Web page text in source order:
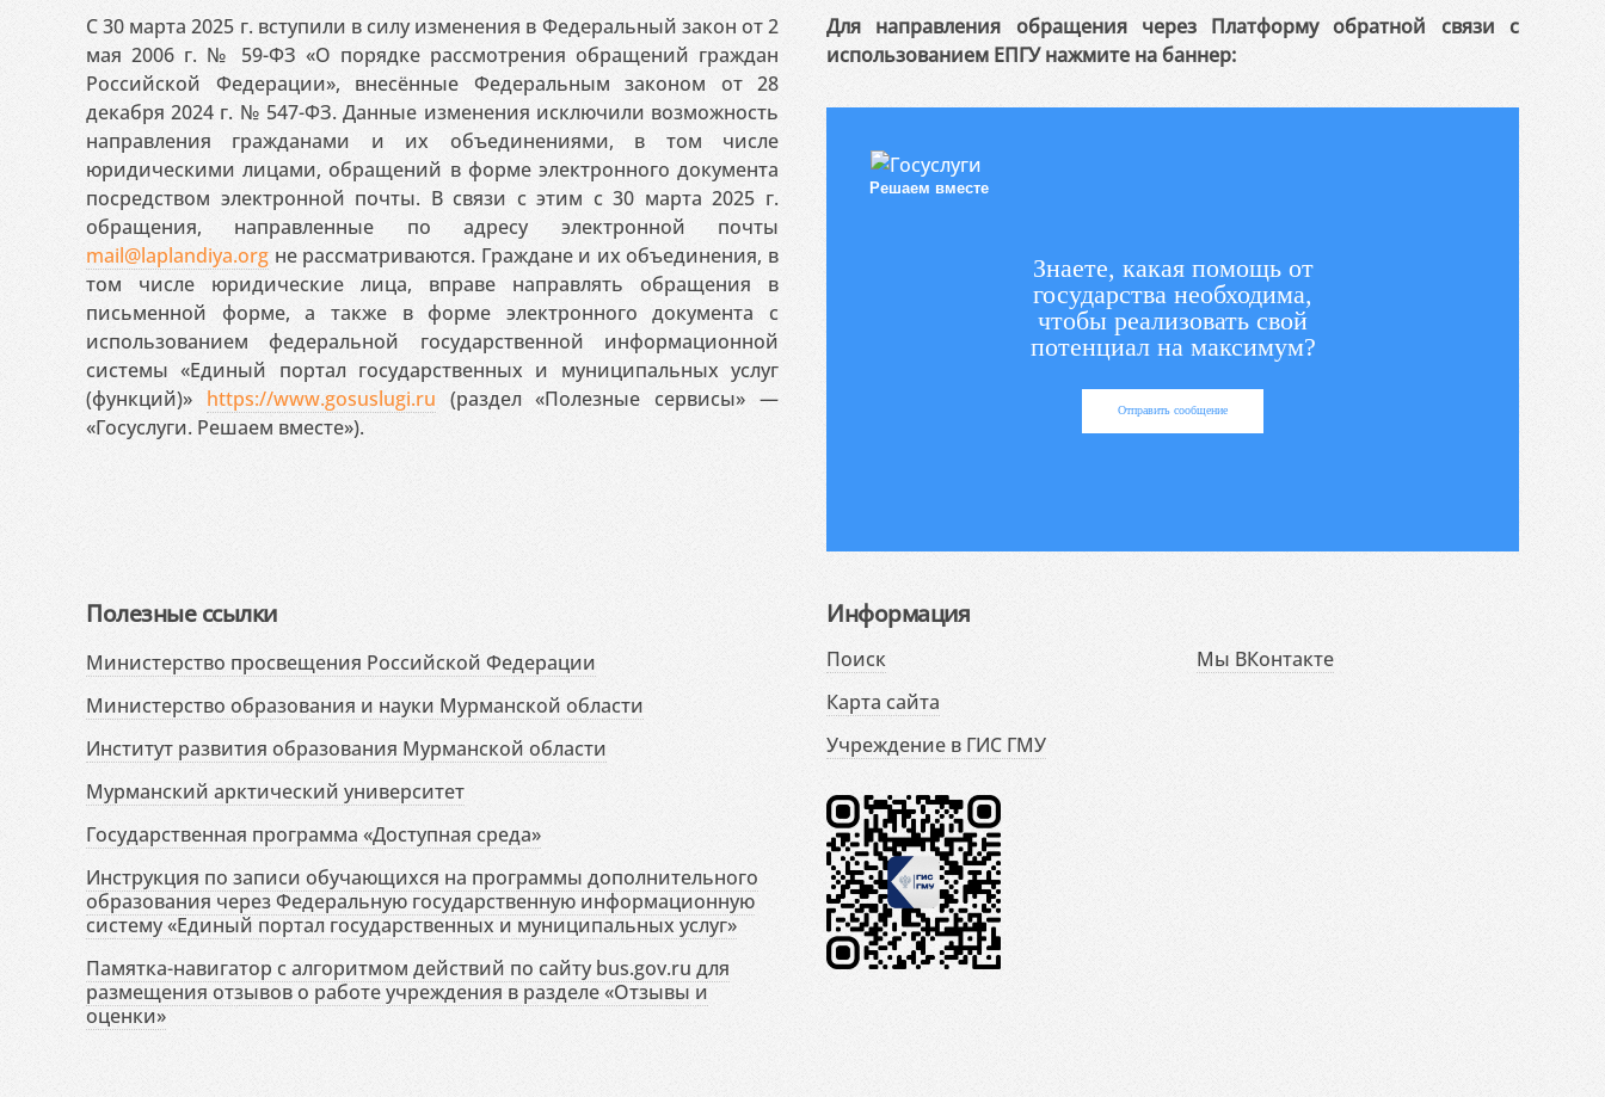
С 30 марта 2025 г. вступили в силу изменения в Федеральный закон от 2
мая 2006 г. № 59-ФЗ «О порядке рассмотрения обращений граждан
Российской Федерации», внесённые Федеральным законом от 28
декабря 2024 г. № 547-ФЗ. Данные изменения исключили возможность
направления гражданами и их объединениями, в том числе
юридическими лицами, обращений в форме электронного документа
посредством электронной почты. В связи с этим с 30 марта 2025 г.
обращения, направленные по адресу электронной почты
mail@laplandiya.org не рассматриваются. Граждане и их объединения, в
том числе юридические лица, вправе направлять обращения в
письменной форме, а также в форме электронного документа с
использованием федеральной государственной информационной
системы «Единый портал государственных и муниципальных услуг
(функций)» https://www.gosuslugi.ru (раздел «Полезные сервисы» —
«Госуслуги. Решаем вместе»).
Для направления обращения через Платформу обратной связи с
использованием ЕПГУ нажмите на баннер:
Решаем вместе
Знаете, какая помощь от
государства необходима,
чтобы реализовать свой
потенциал на максимум?
Отправить сообщение
Полезные ссылки
Министерство просвещения Российской Федерации
Министерство образования и науки Мурманской области
Институт развития образования Мурманской области
Мурманский арктический университет
Государственная программа «Доступная среда»
Инструкция по записи обучающихся на программы дополнительного
образования через Федеральную государственную информационную
систему «Единый портал государственных и муниципальных услуг»
Памятка-навигатор с алгоритмом действий по сайту bus.gov.ru для
размещения отзывов о работе учреждения в разделе «Отзывы и
оценки»
Информация
Поиск
Карта сайта
Учреждение в ГИС ГМУ
Мы ВКонтакте